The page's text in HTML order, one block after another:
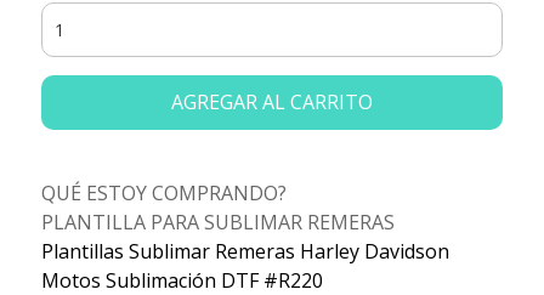
AGREGAR AL CARRITO
QUÉ ESTOY COMPRANDO?
PLANTILLA PARA SUBLIMAR REMERAS
Plantillas Sublimar Remeras Harley Davidson
Motos Sublimación DTF #R220